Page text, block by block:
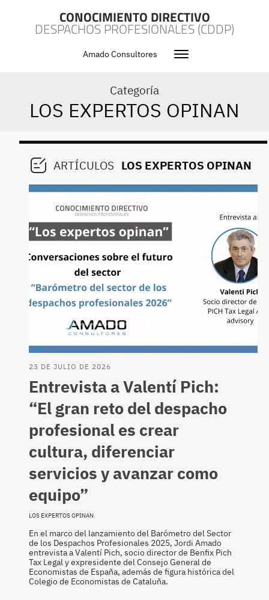
CONOCIMIENTO DIRECTIVO
DESPACHOS PROFESIONALES (CDDP)
Amado Consultores
Categoría
LOS EXPERTOS OPINAN
ARTÍCULOS LOS EXPERTOS OPINAN
23 DE JULIO DE 2026
Entrevista a Valentí Pich:
“El gran reto del despacho
profesional es crear
cultura, diferenciar
servicios y avanzar como
equipo”
LOS EXPERTOS OPINAN
En el marco del lanzamiento del Barómetro del Sector
de los Despachos Profesionales 2025, Jordi Amado
entrevista a Valentí Pich, socio director de Benfix Pich
Tax Legal y expresidente del Consejo General de
Economistas de España, además de figura histórica del
Colegio de Economistas de Cataluña.